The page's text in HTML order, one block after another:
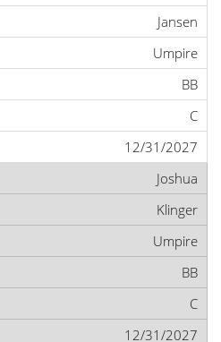
Jansen
Umpire
BB
C
12/31/2027
Joshua
Klinger
Umpire
BB
C
12/31/2027